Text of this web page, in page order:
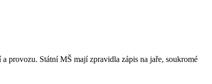
provozu. Státní MŠ mají zpravidla zápis na jaře, soukromé